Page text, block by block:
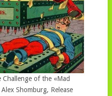
of the «Mad
Shomburg, Release